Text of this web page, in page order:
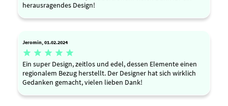
herausragendes Design!
Jeromin, 01.02.2024
    
Ein super Design, zeitlos und edel, dessen Elemente einen
regionalem Bezug herstellt. Der Designer hat sich wirklich
Gedanken gemacht, vielen lieben Dank!